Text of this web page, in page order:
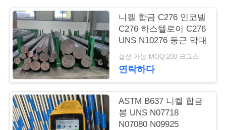
질
관
리
연
락
니켈 합금 C276 인코넬
C276 하스텔로이 C276
UNS N10276 둥근 막대
협상 가능 MOQ:200 크그스
연락하다
ASTM B637 니켈 합금
봉 UNS N07718
N07080 N09925